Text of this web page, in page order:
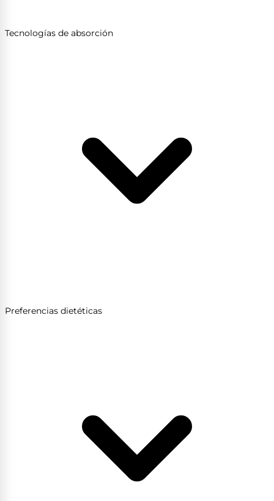
Tecnologías de absorción
Preferencias dietéticas